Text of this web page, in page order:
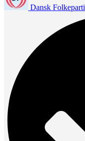
Dansk Folkeparti